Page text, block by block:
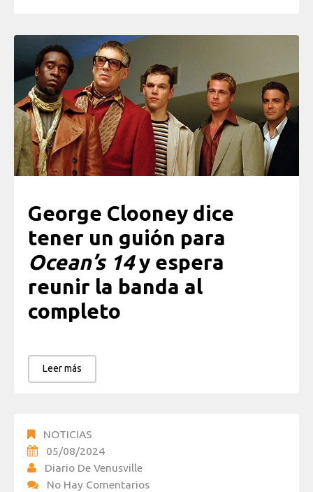
George Clooney dice
tener un guión para
Ocean’s 14y espera
reunir la banda al
completo
Leer más
NOTICIAS
05/08/2024
Diario De Venusville
No Hay Comentarios